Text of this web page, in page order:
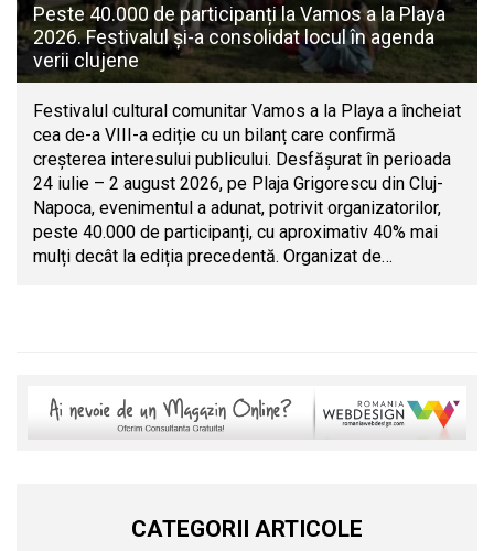
Peste 40.000 de participanți la Vamos a la Playa
2026. Festivalul și-a consolidat locul în agenda
verii clujene
Festivalul cultural comunitar Vamos a la Playa a încheiat
cea de-a VIII-a ediție cu un bilanț care confirmă
creșterea interesului publicului. Desfășurat în perioada
24 iulie – 2 august 2026, pe Plaja Grigorescu din Cluj-
Napoca, evenimentul a adunat, potrivit organizatorilor,
peste 40.000 de participanți, cu aproximativ 40% mai
mulți decât la ediția precedentă. Organizat de…
CATEGORII ARTICOLE